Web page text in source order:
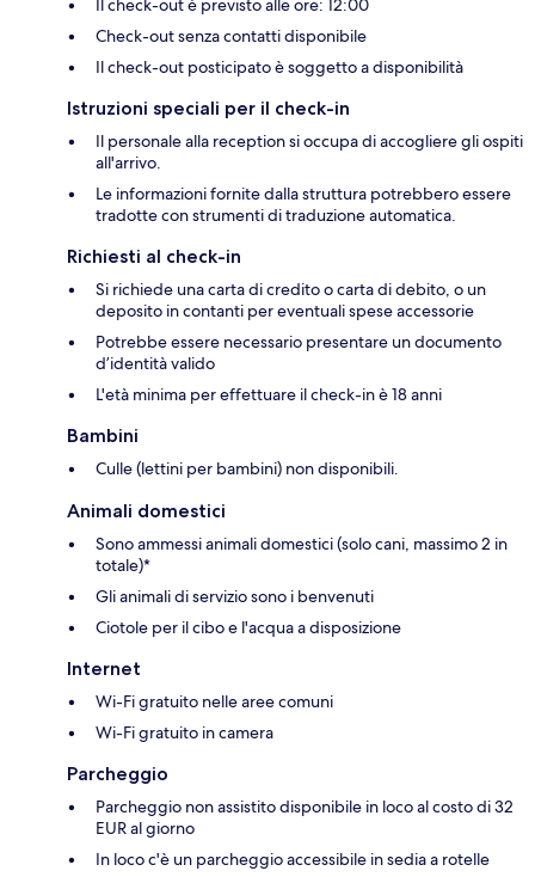
Il check-out è previsto alle ore: 12:00
Check-out senza contatti disponibile
Il check-out posticipato è soggetto a disponibilità
Istruzioni speciali per il check-in
Il personale alla reception si occupa di accogliere gli ospiti
all'arrivo.
Le informazioni fornite dalla struttura potrebbero essere
tradotte con strumenti di traduzione automatica.
Richiesti al check-in
Si richiede una carta di credito o carta di debito, o un
deposito in contanti per eventuali spese accessorie
Potrebbe essere necessario presentare un documento
d’identità valido
L'età minima per effettuare il check-in è 18 anni
Bambini
Culle (lettini per bambini) non disponibili.
Animali domestici
Sono ammessi animali domestici (solo cani, massimo 2 in
totale)*
Gli animali di servizio sono i benvenuti
Ciotole per il cibo e l'acqua a disposizione
Internet
Wi-Fi gratuito nelle aree comuni
Wi-Fi gratuito in camera
Parcheggio
Parcheggio non assistito disponibile in loco al costo di 32
EUR al giorno
In loco c'è un parcheggio accessibile in sedia a rotelle